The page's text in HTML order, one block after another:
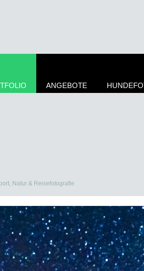
ANGEBOTE
Natur & Reisefotografie